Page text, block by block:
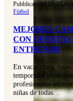
Pubblicato 20-03-2026|
Fútbol
MEJORES
CON
ENTRENAR
En vacaciones,
temporada;
profesionales
niñas de todas…